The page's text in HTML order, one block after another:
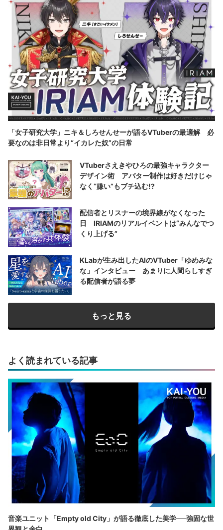
「女子研究大学」ニキ＆しろせんせーが語るVTuberの最適解 必
要なのは非日常より“イカレた奴”の日常
VTuberさえきやひろの最強キャラクター
デザイン術 アバター制作は好きだけじゃ
なく“嫌い”もブチ込む!?
配信者とリスナーの境界線がなくなった
日 IRIAMのリアルイベントは“みんなでつ
くり上げる”
KLabが生み出したAIのVTuber「ゆめみな
な」インタビュー あまりに人間らしすぎ
る配信者が語る夢
もっと見る
よく読まれている記事
音楽ユニット「Empty old City」が語る徹底した美学──強固な世